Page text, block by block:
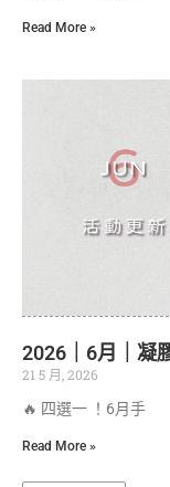
Read More »
2026｜6月｜凝
21 5 月, 2026
🔥 四選一 ！6月手
Read More »